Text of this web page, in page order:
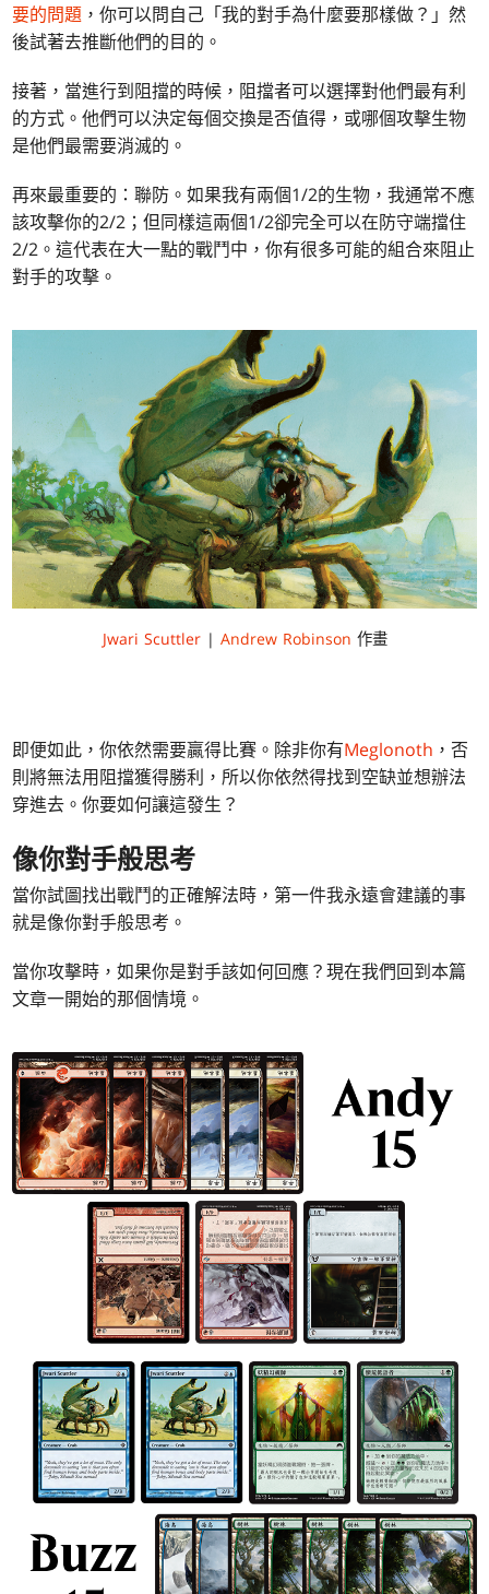
要的問題 ，你可以問自己「我的對手為什麼要那樣做？」然
後試著去推斷他們的目的。
接著，當進行到阻擋的時候，阻擋者可以選擇對他們最有利
的方式。他們可以決定每個交換是否值得，或哪個攻擊生物
是他們最需要消滅的。
再來最重要的：聯防。如果我有兩個1/2的生物，我通常不應
該攻擊你的2/2；但同樣這兩個1/2卻完全可以在防守端擋住
2/2。這代表在大一點的戰鬥中，你有很多可能的組合來阻止
對手的攻擊。
Jwari Scuttler| Andrew Robinson 作畫
即便如此，你依然需要贏得比賽。除非你有Meglonoth ，否
則將無法用阻擋獲得勝利，所以你依然得找到空缺並想辦法
穿進去。你要如何讓這發生？
像你對手般思考
當你試圖找出戰鬥的正確解法時，第一件我永遠會建議的事
就是像你對手般思考。
當你攻擊時，如果你是對手該如何回應？現在我們回到本篇
文章一開始的那個情境。